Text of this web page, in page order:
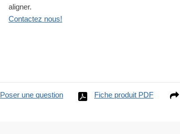
aligner.
Contactez nous!
Poser une question Fiche produit PDF